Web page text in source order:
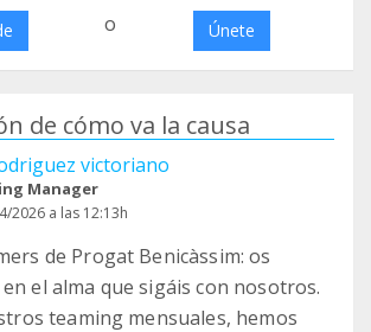
o Únete
de cómo va la causa
victoriano
Manager
2026 a las 12:13h
de Progat Benicàssim: os
el alma que sigáis con nosotros.
teaming mensuales, hemos